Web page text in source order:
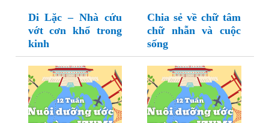
Di Lặc – Nhà cứu
vớt cơn khổ trong
kinh
Chia sẻ về chữ tâm
chữ nhẫn và cuộc
sống